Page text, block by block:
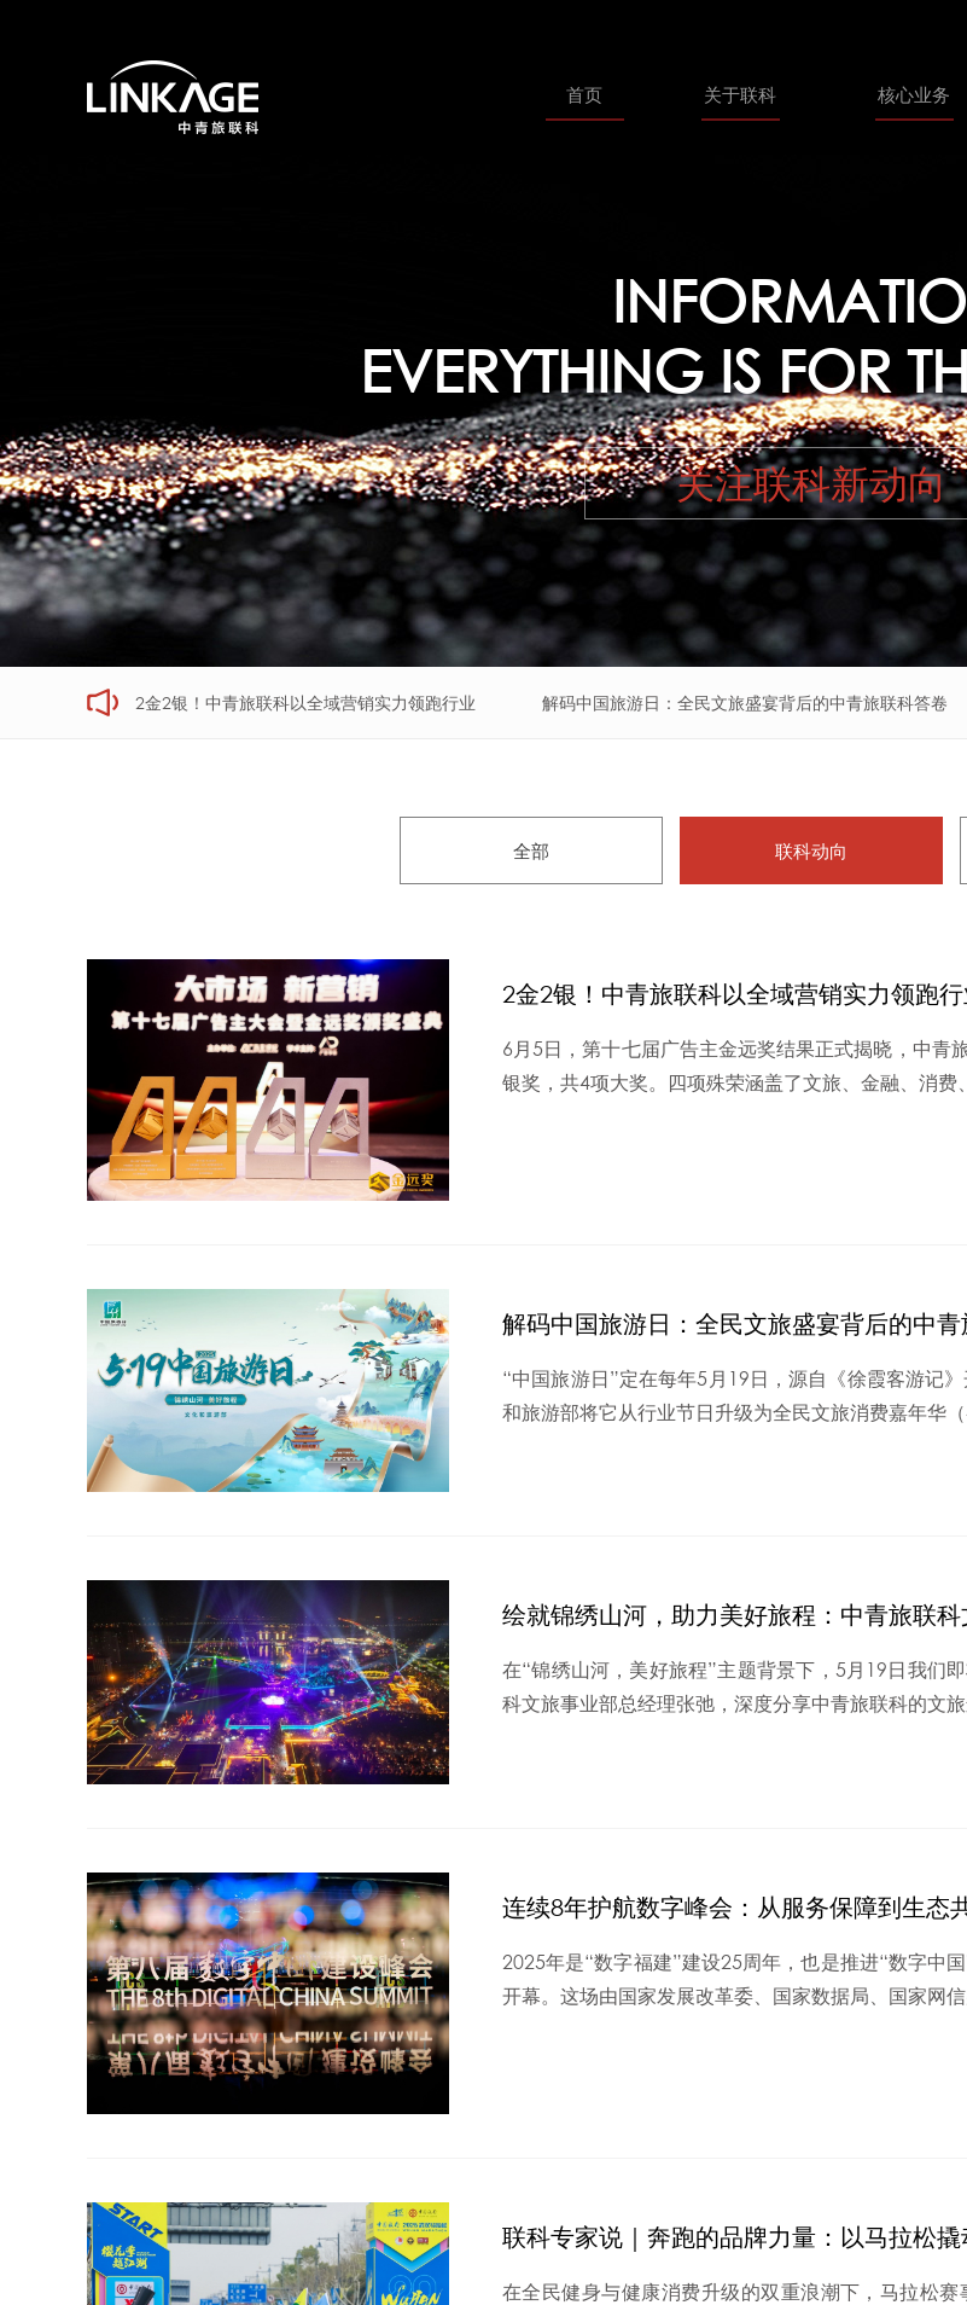
首页 关于联科 核心业务
EVERYTHING IS FOR
关注联科新动向
2金2银！中青旅联科以全域营销实力领跑行业 解码中国旅游日：全民文旅盛宴背后的中青旅联科答卷
全部 联科动向
2金2银！中青旅联科以全域营销实力领跑
6月5日，第十七届广告主金远奖结果正式揭晓，中青
银奖，共4项大奖。四项殊荣涵盖了文旅、金融、消费
解码中国旅游日：全民文旅盛宴背后的中
“中国旅游日”定在每年5月19日，源自《徐霞客游记
和旅游部将它从行业节日升级为全民文旅消费嘉年华
绘就锦绣山河，助力美好旅程：中青旅联科
在“锦绣山河，美好旅程”主题背景下，5月19日我们
科文旅事业部总经理张弛，深度分享中青旅联科的文
连续8年护航数字峰会：从服务保障到生态
2025年是“数字福建”建设25周年，也是推进“数字中
开幕。这场由国家发展改革委、国家数据局、国家网信
联科专家说｜奔跑的品牌力量：以马拉松
在全民健身与健康消费升级的双重浪潮下，马拉松